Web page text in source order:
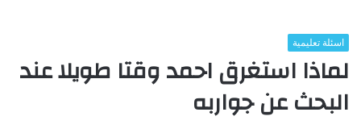
اسئلة تعليمية
لماذا استغرق احمد وقتا طويلا عند
البحث عن جواربه